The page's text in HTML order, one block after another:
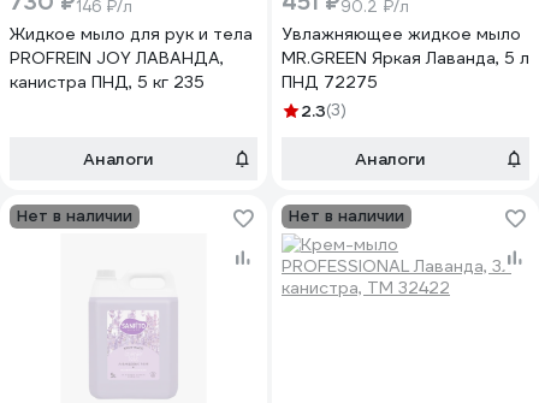
146 ₽/л
Жидкое мыло для рук и тела
PROFREIN JOY ЛАВАНДА,
канистра ПНД, 5 кг 235
Аналоги
90.2 ₽/л
Увлажняющее жидкое мыло
MR.GREEN Яркая Лаванда, 5 л
ПНД 72275
2.3(3)
Аналоги
Нет в наличии Нет в наличии